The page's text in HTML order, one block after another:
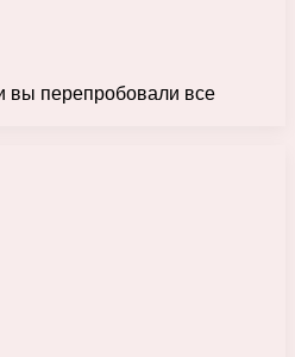
вы перепробовали все